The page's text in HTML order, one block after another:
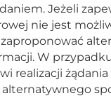
Jeżeli
nie jest
W
realizacji